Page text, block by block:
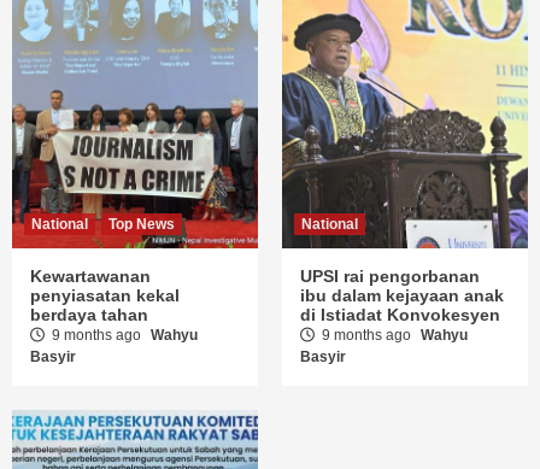
National Top News
Kewartawanan
penyiasatan kekal
berdaya tahan
9 months ago Wahyu
Basyir
National
UPSI rai pengorbanan
ibu dalam kejayaan anak
di Istiadat Konvokesyen
9 months ago Wahyu
Basyir